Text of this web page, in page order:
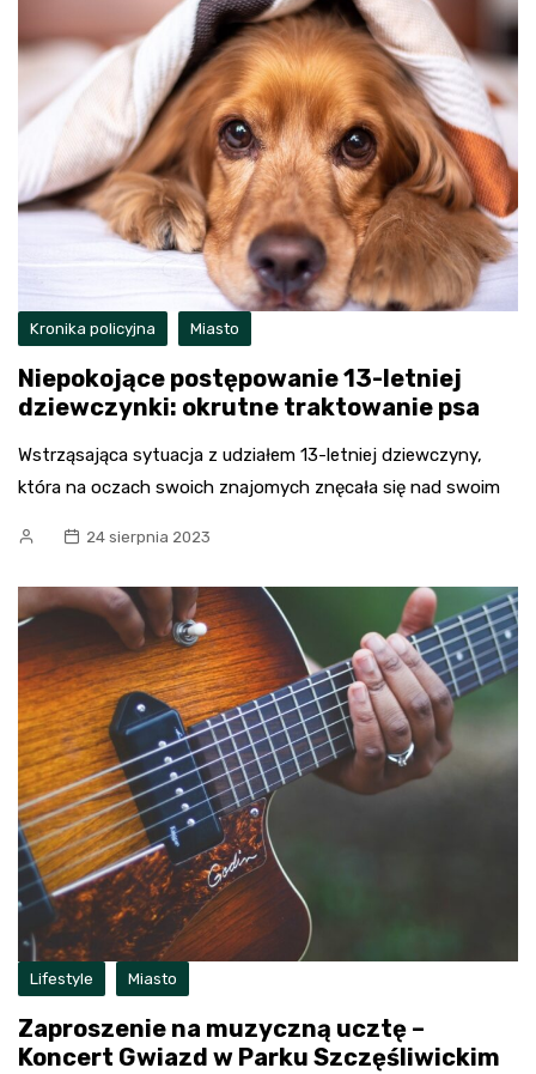
Kronika policyjna Miasto
Niepokojące postępowanie 13-letniej
dziewczynki: okrutne traktowanie psa
Wstrząsająca sytuacja z udziałem 13-letniej dziewczyny,
która na oczach swoich znajomych znęcała się nad swoim
24 sierpnia 2023
Lifestyle Miasto
Zaproszenie na muzyczną ucztę –
Koncert Gwiazd w Parku Szczęśliwickim